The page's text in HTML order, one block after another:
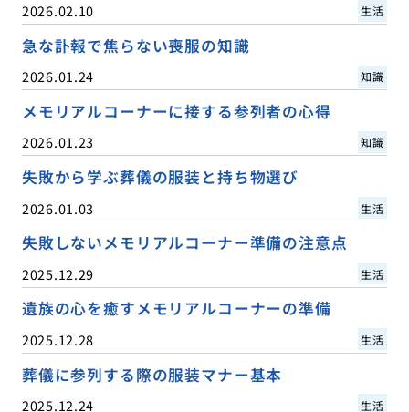
2026.02.10 生活
急な訃報で焦らない喪服の知識
2026.01.24 知識
メモリアルコーナーに接する参列者の心得
2026.01.23 知識
失敗から学ぶ葬儀の服装と持ち物選び
2026.01.03 生活
失敗しないメモリアルコーナー準備の注意点
2025.12.29 生活
遺族の心を癒すメモリアルコーナーの準備
2025.12.28 生活
葬儀に参列する際の服装マナー基本
2025.12.24 生活